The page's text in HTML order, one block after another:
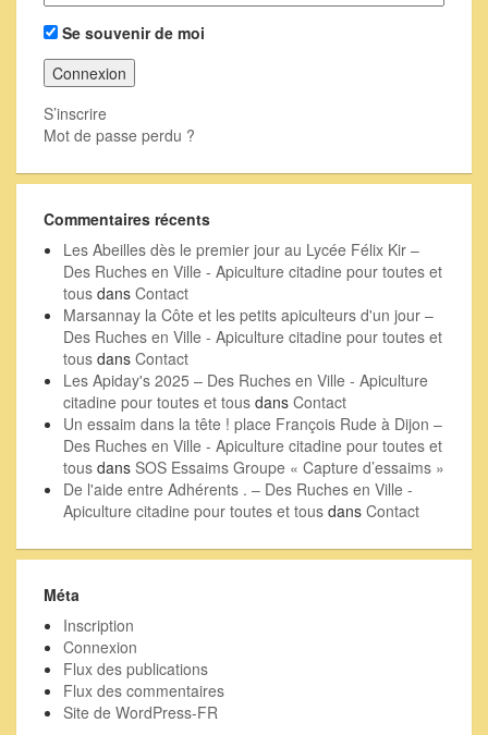
Se souvenir de moi
S’inscrire
Mot de passe perdu ?
Commentaires récents
Les Abeilles dès le premier jour au Lycée Félix Kir –
Des Ruches en Ville - Apiculture citadine pour toutes et
tous dans Contact
Marsannay la Côte et les petits apiculteurs d'un jour –
Des Ruches en Ville - Apiculture citadine pour toutes et
tous dans Contact
Les Apiday's 2025 – Des Ruches en Ville - Apiculture
citadine pour toutes et tous dans Contact
Un essaim dans la tête ! place François Rude à Dijon –
Des Ruches en Ville - Apiculture citadine pour toutes et
tous dans SOS Essaims Groupe « Capture d’essaims »
De l'aide entre Adhérents . – Des Ruches en Ville -
Apiculture citadine pour toutes et tous dans Contact
Méta
Inscription
Connexion
Flux des publications
Flux des commentaires
Site de WordPress-FR